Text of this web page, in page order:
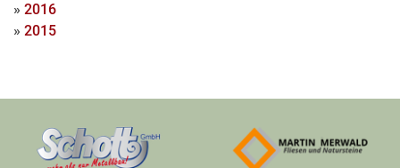
» 2016
» 2015